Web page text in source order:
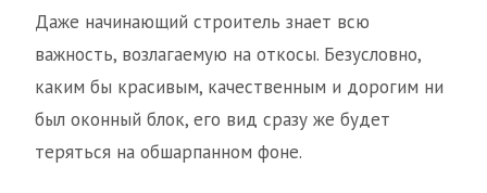
Даже начинающий строитель знает всю
важность, возлагаемую на откосы. Безусловно,
каким бы красивым, качественным и дорогим ни
был оконный блок, его вид сразу же будет
теряться на обшарпанном фоне.